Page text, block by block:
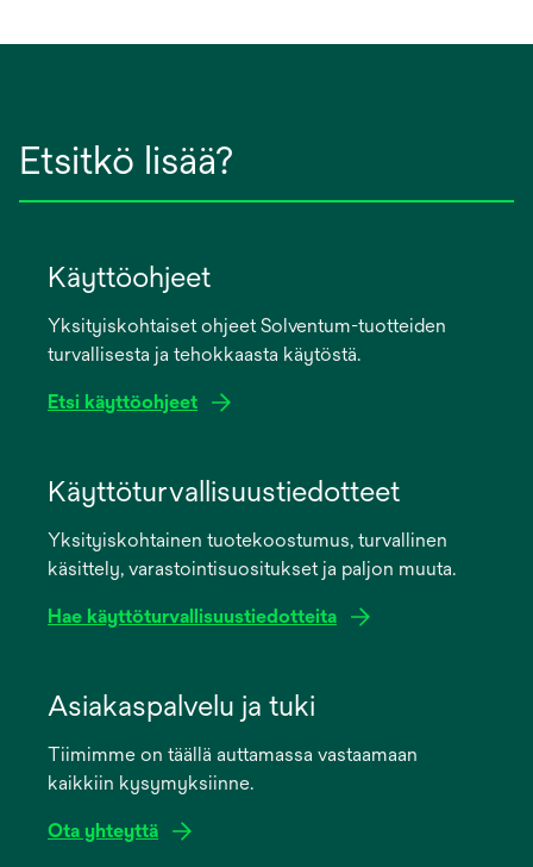
Etsitkö lisää?
Käyttöohjeet
Yksityiskohtaiset ohjeet Solventum-tuotteiden
turvallisesta ja tehokkaasta käytöstä.
Etsi käyttöohjeet
new
Käyttöturvallisuustiedotteet
Yksityiskohtainen tuotekoostumus, turvallinen
käsittely, varastointisuositukset ja paljon muuta.
Hae käyttöturvallisuustiedotteita
new
Asiakaspalvelu ja tuki
Tiimimme on täällä auttamassa vastaamaan
kaikkiin kysymyksiinne.
Ota yhteyttä